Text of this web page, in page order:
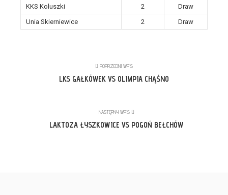
KKS Koluszki 2
Draw
Unia Skierniewice
2 Draw
POPRZEDNI WPIS
LKS GAŁKÓWEK VS OLIMPIA CHĄŚNO
NASTĘPNY WPIS
LAKTOZA ŁYSZKOWICE VS POGOŃ BEŁCHÓW